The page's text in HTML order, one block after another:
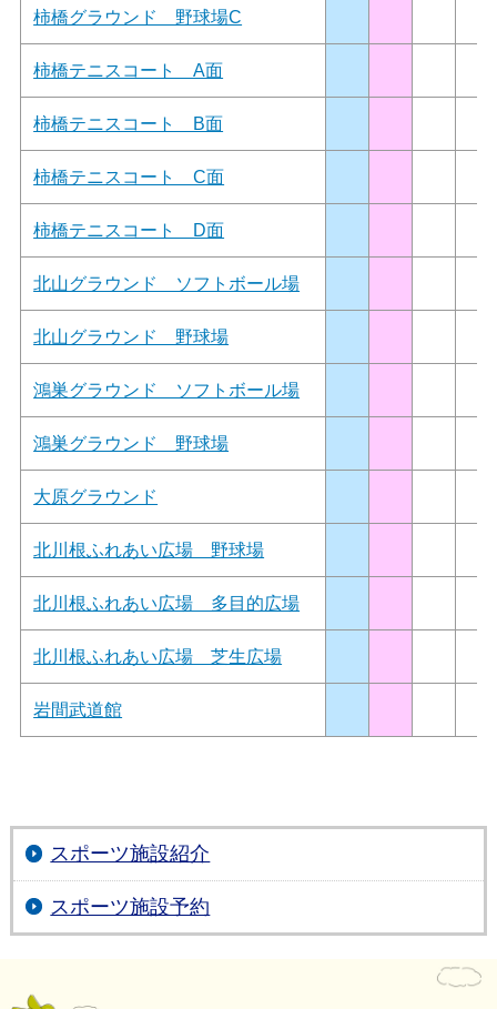
柿橋グラウンド 野球場C
柿橋テニスコート A面
柿橋テニスコート B面
柿橋テニスコート C面
柿橋テニスコート D面
北山グラウンド ソフトボール場
北山グラウンド 野球場
鴻巣グラウンド ソフトボール場
鴻巣グラウンド 野球場
大原グラウンド
北川根ふれあい広場 野球場
北川根ふれあい広場 多目的広場
北川根ふれあい広場 芝生広場
岩間武道館
スポーツ施設紹介
スポーツ施設予約